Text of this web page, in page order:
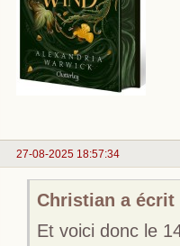
27-08-2025 18:57:34
Christian a écrit
Et voici donc le